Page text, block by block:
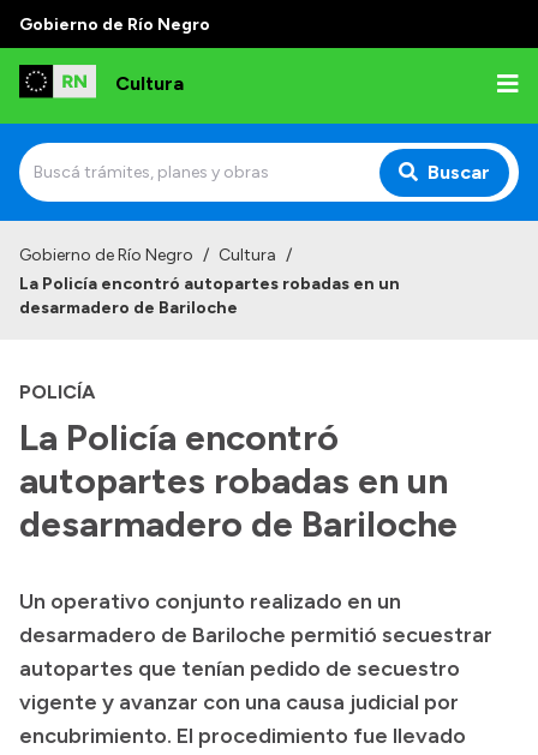
Gobierno de Río Negro
Cultura
Buscar
Institucional
Autoridades
Delegaciones
Normativa
Presupuesto
Boletín Oficial
Compras y licitaciones
Consulta de expedientes
Gobierno de Río Negro / Cultura /
La Policía encontró autopartes robadas en un
desarmadero de Bariloche
POLICÍA
La Policía encontró
autopartes robadas en un
desarmadero de Bariloche
Un operativo conjunto realizado en un
desarmadero de Bariloche permitió secuestrar
autopartes que tenían pedido de secuestro
vigente y avanzar con una causa judicial por
encubrimiento. El procedimiento fue llevado